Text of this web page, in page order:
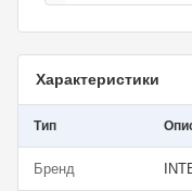
Характеристики
Тип
Бренд